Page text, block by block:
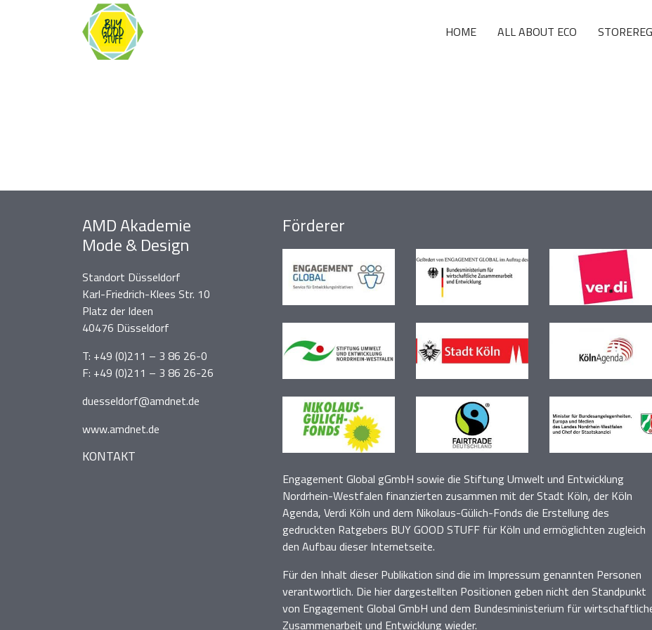
HOME ALL ABOUT ECO
AMD Akademie
Mode & Design
Standort Düsseldorf
Karl-Friedrich-Klees Str. 10
Platz der Ideen
40476 Düsseldorf
T: +49 (0)211 – 3 86 26-0
F: +49 (0)211 – 3 86 26-26
duesseldorf@amdnet.de
www.amdnet.de
KONTAKT
Förderer
Engagement Global gGmbH sowie die Stiftung Umwelt und Entwicklung
Nordrhein-Westfalen finanzierten zusammen mit der Stadt Köln, der Köln
Agenda, Verdi Köln und dem Nikolaus-Gülich-Fonds die Erstellung des
gedruckten Ratgebers BUY GOOD STUFF für Köln und ermöglichten zugleich
den Aufbau dieser Internetseite.
Für den Inhalt dieser Publikation sind die im Impressum genannten Personen
verantwortlich. Die hier dargestellten Positionen geben nicht den Standpunkt
von Engagement Global GmbH und dem Bundesministerium für
Zusammenarbeit und Entwicklung wieder.